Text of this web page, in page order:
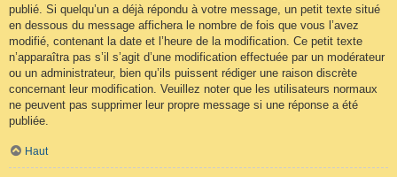
publié. Si quelqu’un a déjà répondu à votre message, un petit texte situé
en dessous du message affichera le nombre de fois que vous l’avez
modifié, contenant la date et l’heure de la modification. Ce petit texte
n’apparaîtra pas s’il s’agit d’une modification effectuée par un modérateur
ou un administrateur, bien qu’ils puissent rédiger une raison discrète
concernant leur modification. Veuillez noter que les utilisateurs normaux
ne peuvent pas supprimer leur propre message si une réponse a été
publiée.
Haut